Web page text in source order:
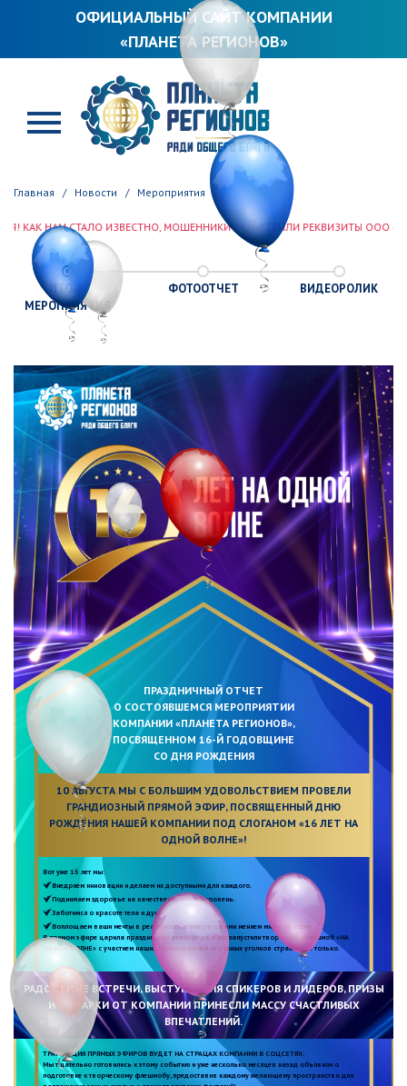
ОФИЦИАЛЬНЫЙ САЙТ КОМПАНИИ
«ПЛАНЕТА РЕГИОНОВ»
ПЛАНЕТА РЕГИОНОВ
Главная Новости Мероприятия
ИЗВЕСТНО, МОШЕННИКИ РАЗМЕСТИЛИ РЕКВИЗИТЫ ООО «ПЛАНЕТА
ИТОГИ
МЕРОПРИЯТИЯ
ФОТООТЧЕТ ВИДЕОРОЛИК
ПРАЗДНИЧНЫЙ ОТЧЕТ
О СОСТОЯВШЕМСЯ МЕРОПРИЯТИИ
КОМПАНИИ «ПЛАНЕТА РЕГИОНОВ»,
ПОСВЯЩЕННОМ 16-Й ГОДОВЩИНЕ
СО ДНЯ РОЖДЕНИЯ
10 АВГУСТА МЫ С БОЛЬШИМ УДОВОЛЬСТВИЕМ ПРОВЕЛИ
ГРАНДИОЗНЫЙ ПРЯМОЙ ЭФИР, ПОСВЯЩЕННЫЙ ДНЮ
РОЖДЕНИЯ НАШЕЙ КОМПАНИИ ПОД СЛОГАНОМ «16 ЛЕТ НА
ОДНОЙ ВОЛНЕ»!
Вот уже 16 лет мы:
Внедряем инновации и делаем их доступными для каждого.
Поднимаем здоровье на качественно новый уровень.
Заботимся о красоте тела и души.
Воплощаем ваши мечты в реальность и вместе с вами меняем мир к лучшему.
В прямом эфире царила праздничная атмосфера, и мы запустили творческий флешмоб «НА
ОДНОЙ ВОЛНЕ» с участием наших пользователей из разных уголков страны и не только.
РАДОСТНЫЕ ВСТРЕЧИ, ВЫСТУПЛЕНИЯ СПИКЕРОВ И ЛИДЕРОВ, ПРИЗЫ
И ПОДАРКИ ОТ КОМПАНИИ ПРИНЕСЛИ МАССУ СЧАСТЛИВЫХ
ВПЕЧАТЛЕНИЙ.
ТРАНСЛЯЦИЯ ПРЯМЫХ ЭФИРОВ БУДЕТ НА СТРАЦАХ КОМПАНИИ В СОЦСЕТЯХ:
Мы тщательно готовились к этому событию и уже несколько месяцев назад объявили о
подготовке к творческому флешмобу, предоставив каждому желающему пространство для